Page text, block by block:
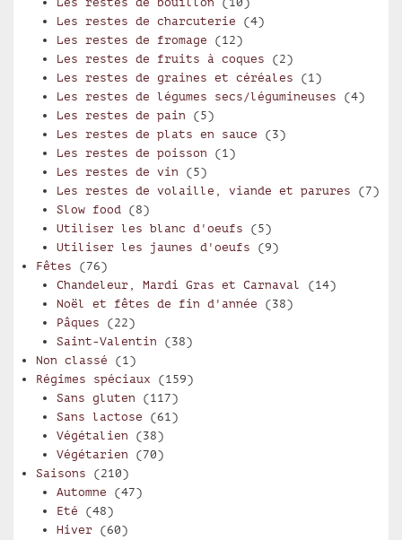
Les restes de charcuterie (4)
Les restes de fromage (12)
Les restes de fruits à coques (2)
Les restes de graines et céréales (1)
Les restes de légumes secs/légumineuses (4)
Les restes de pain (5)
Les restes de plats en sauce (3)
Les restes de poisson (1)
Les restes de vin (5)
Les restes de volaille, viande et parures (7)
Slow food (8)
Utiliser les blanc d'oeufs (5)
Utiliser les jaunes d'oeufs (9)
Fêtes (76)
Chandeleur, Mardi Gras et Carnaval (14)
Noël et fêtes de fin d'année (38)
Pâques (22)
Saint-Valentin (38)
Non classé (1)
Régimes spéciaux (159)
Sans gluten (117)
Sans lactose (61)
Végétalien (38)
Végétarien (70)
Saisons (210)
Automne (47)
Eté (48)
Hiver(60)